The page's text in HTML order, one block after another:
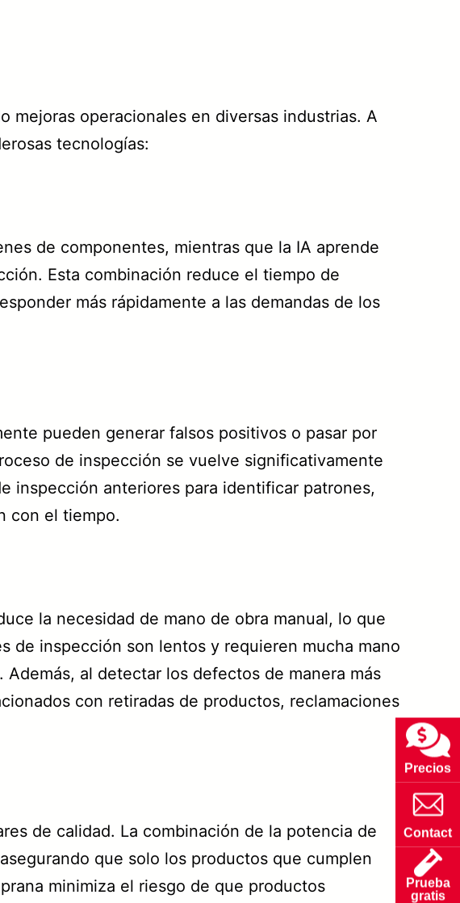
mejoras operacionales en diversas industrias. A
tecnologías:
de componentes, mientras que la IA aprende
Esta combinación reduce el tiempo de
más rápidamente a las demandas de los
pueden generar falsos positivos o pasar por
de inspección se vuelve significativamente
inspección anteriores para identificar patrones,
con el tiempo.
la necesidad de mano de obra manual, lo que
de inspección son lentos y requieren mucha mano
al detectar los defectos de manera más
con retiradas de productos, reclamaciones
de calidad. La combinación de la potencia de
que solo los productos que cumplen
minimiza el riesgo de que productos
Precios
Contact
Prueba
gratis